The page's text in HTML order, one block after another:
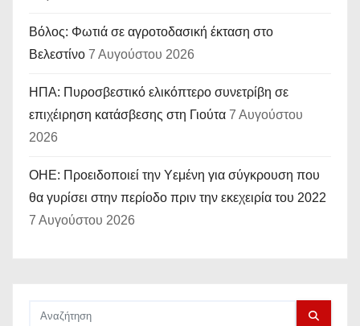
Βόλος: Φωτιά σε αγροτοδασική έκταση στο
Βελεστίνο 7 Αυγούστου 2026
ΗΠΑ: Πυροσβεστικό ελικόπτερο συνετρίβη σε
επιχέιρηση κατάσβεσης στη Γιούτα 7 Αυγούστου
2026
ΟΗΕ: Προειδοποιεί την Υεμένη για σύγκρουση που
θα γυρίσει στην περίοδο πριν την εκεχειρία του 2022
7 Αυγούστου 2026